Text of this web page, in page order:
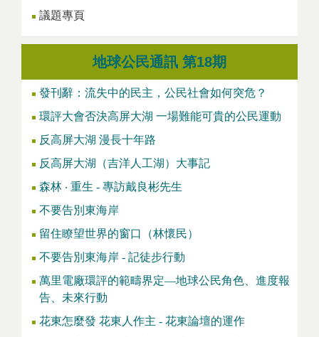
議題專頁
地球公民通訊 第18期
發刊辭：流失中的民主，公民社會如何突危？
環評大會否決高屏大湖 一場難能可貴的公民運動
反高屏大湖 漫長十年路
反高屏大湖（吉洋人工湖）大事記
森林 ‧ 重生 - 專訪戴良彬先生
不要告別東海岸
留住瞭望世界的窗口（林懷民）
不要告別東海岸 - 記徒步行動
萬里電廠環評的範疇界定—地球公民角色、進度報
告、未來行動
花東怎麼發 花東人作主 - 花東論壇的運作